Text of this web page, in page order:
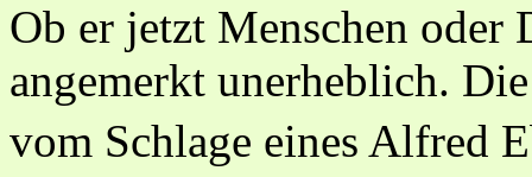
Ob er jetzt Menschen
angemerkt unerheblich.
vom Schlage eines Alfred